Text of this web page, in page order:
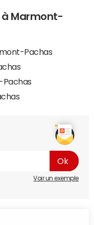
à Marmont-
Pachas
Pachas
Voir un exemple